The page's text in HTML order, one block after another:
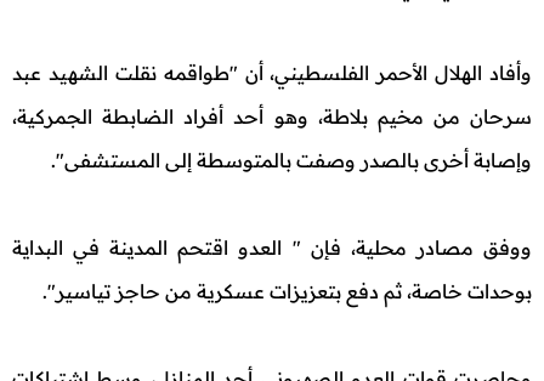
وأفاد الهلال الأحمر الفلسطيني، أن "طواقمه نقلت الشهيد عبد
سرحان من مخيم بلاطة، وهو أحد أفراد الضابطة الجمركية،
وإصابة أخرى بالصدر وصفت بالمتوسطة إلى المستشفى".
ووفق مصادر محلية، فإن " العدو اقتحم المدينة في البداية
بوحدات خاصة، ثم دفع بتعزيزات عسكرية من حاجز تياسير".